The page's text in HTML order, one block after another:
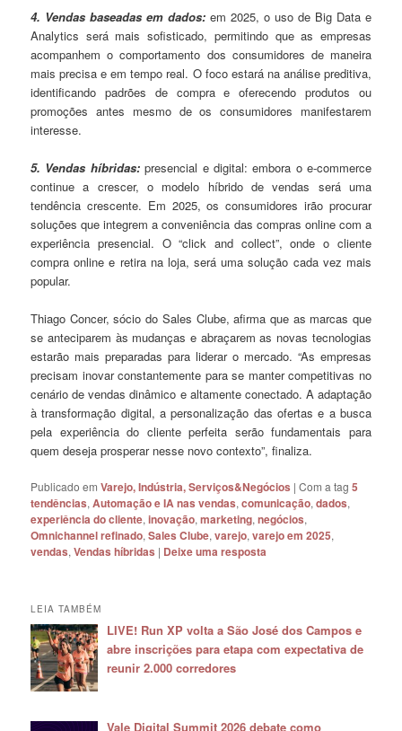
4. Vendas baseadas em dados: em 2025, o uso de Big Data e
Analytics será mais sofisticado, permitindo que as empresas
acompanhem o comportamento dos consumidores de maneira
mais precisa e em tempo real. O foco estará na análise preditiva,
identificando padrões de compra e oferecendo produtos ou
promoções antes mesmo de os consumidores manifestarem
interesse.
5. Vendas híbridas:presencial e digital: embora o e-commerce
continue a crescer, o modelo híbrido de vendas será uma
tendência crescente. Em 2025, os consumidores irão procurar
soluções que integrem a conveniência das compras online com a
experiência presencial. O “click and collect”, onde o cliente
compra online e retira na loja, será uma solução cada vez mais
popular.
Thiago Concer, sócio do Sales Clube, afirma que as marcas que
se anteciparem às mudanças e abraçarem as novas tecnologias
estarão mais preparadas para liderar o mercado. “As empresas
precisam inovar constantemente para se manter competitivas no
cenário de vendas dinâmico e altamente conectado. A adaptação
à transformação digital, a personalização das ofertas e a busca
pela experiência do cliente perfeita serão fundamentais para
quem deseja prosperar nesse novo contexto”, finaliza.
Publicado em Varejo, Indústria, Serviços&Negócios |Com a tag5
tendências,Automação e IA nas vendas,comunicação,dados,
experiência do cliente,inovação,marketing,negócios,
Omnichannel refinado,Sales Clube,varejo,varejo em 2025,
vendas,Vendas híbridas | Deixe uma resposta
LEIA TAMBÉM
LIVE! Run XP volta a São José dos Campos e
abre inscrições para etapa com expectativa de
reunir 2.000 corredores
Vale Digital Summit 2026 debate como